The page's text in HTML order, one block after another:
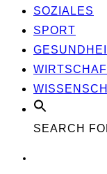
SOZIA­LES
SPORT
SEARCH